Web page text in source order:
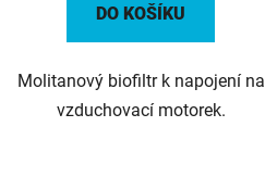
DO KOŠÍKU
Molitanový biofiltr k napojení na
vzduchovací motorek.